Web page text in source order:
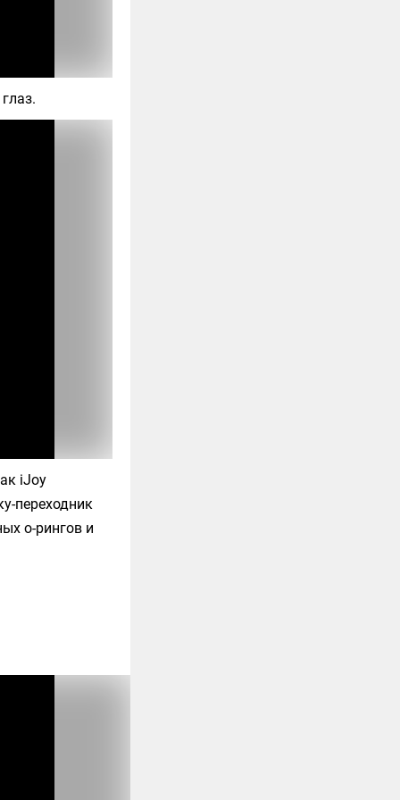
iJoy
переходник
о-рингов и